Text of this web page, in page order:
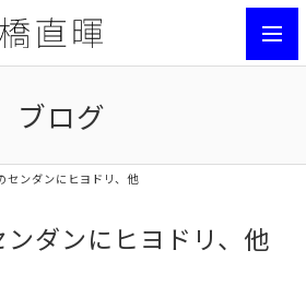
ブログ
センダンにヒヨドリ、他
ダンにヒヨドリ、他